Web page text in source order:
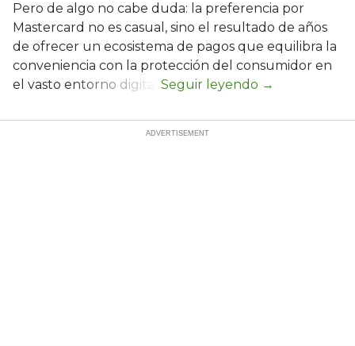
Pero de algo no cabe duda: la preferencia por
Mastercard no es casual, sino el resultado de años
de ofrecer un ecosistema de pagos que equilibra la
conveniencia con la protección del consumidor en
el vasto entorno digital.